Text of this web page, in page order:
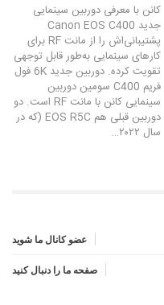
کانن با معرفی دوربین سینمایی
جدید Canon EOS C400
پشتیبانی‌اش را از مانت RF برای
کارهای سینمایی به‌طور قابل توجهی
تقویت کرده. دوربین جدید 6K فول
فریم C400 سومین دوربین
سینمایی کانن با مانت RF است. دو
دوربین قبلی هم EOS R5C (که در
سال ۲۰۲۲…
عضو کانال ما شوید
صفحه ما را دنبال کنید